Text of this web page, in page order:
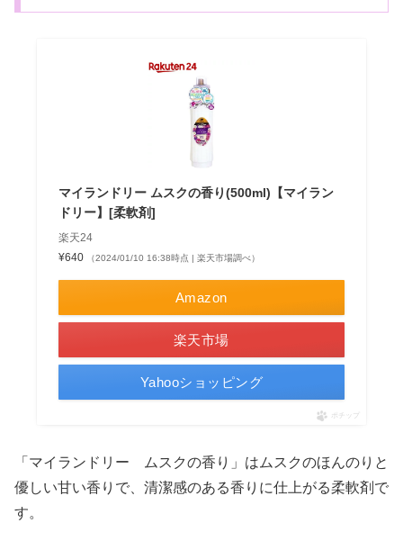
マイランドリー ムスクの香り(500ml)【マイラン
ドリー】[柔軟剤]
楽天24
¥640
（2024/01/10 16:38時点 | 楽天市場調べ）
Amazon
楽天市場
Yahooショッピング
ポチップ
「マイランドリー ムスクの香り」はムスクのほんのりと
優しい甘い香りで、清潔感のある香りに仕上がる柔軟剤で
す。